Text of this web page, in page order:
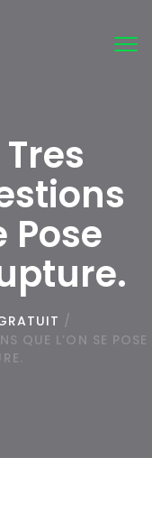
Pose
/
QUE L’ON SE POSE